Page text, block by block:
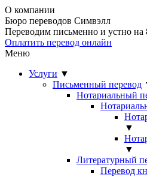
О компании
Бюро переводов Симвэлл
Переводим письменно и устно на
Оплатить перевод онлайн
Меню
Услуги ▼
Письменный перевод
Нотариальный
▼
▼
Литературный
Перевод